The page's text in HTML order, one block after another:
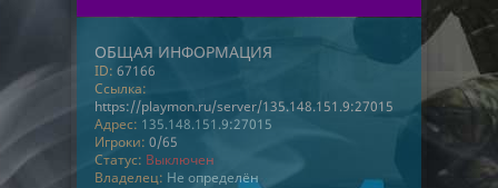
ОБЩАЯ ИНФОРМАЦИЯ
ID: 67166
Ссылка:
https://playmon.ru/server/135.148.151.9:27015
Адрес: 135.148.151.9:27015
Игроки: 0/65
Статус: Выключен
Владелец: Не определён